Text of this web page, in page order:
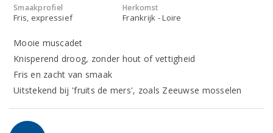
Smaakprofiel
Fris, expressief
Herkomst
Frankrijk - Loire
Mooie muscadet
Knisperend droog, zonder hout of vettigheid
Fris en zacht van smaak
Uitstekend bij 'fruits de mers', zoals Zeeuwse mosselen